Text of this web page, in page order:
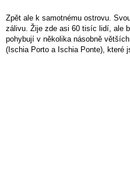
Zpět ale k samotnému ostrovu.
zálivu. Žije zde asi 60 tisíc lidí, ale
pohybují v několika násobně
(Ischia Porto a Ischia Ponte), které